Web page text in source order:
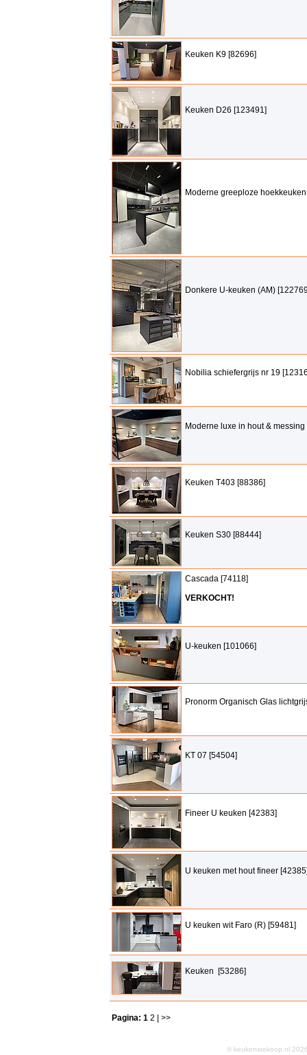
Keuken K9 [82696]
Keuken D26 [123491]
Moderne greeploze
Donkere U-keuken (AM)
Nobilia schiefergrijs nr 19
Moderne luxe in hout &
Keuken T403 [88386]
Keuken S30 [88444]
Cascada [74118]
VERKOCHT!
U-keuken [101066]
Pronorm Organisch Glas
KT 07 [54504]
Fineer U keuken [42383]
U keuken met hout fineer
U keuken wit Faro (R) [59481]
Keuken [53286]
Pagina: 1 2 | >>
© keukenstekoop.nl